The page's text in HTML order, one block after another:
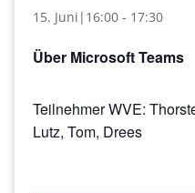
15. Juni|16:00- 17:30
Über Microsoft Teams
Teilnehmer WVE:
Lutz, Tom, Drees